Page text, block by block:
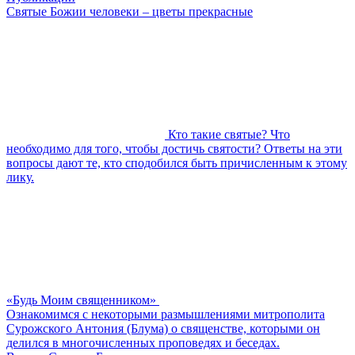
Святые Божии человеки – цветы прекрасные
Кто такие святые? Что
необходимо для того, чтобы достичь святости? Ответы на эти
вопросы дают те, кто сподобился быть причисленным к этому
лику.
«Будь Моим священником»
Ознакомимся с некоторыми размышлениями митрополита
Сурожского Антония (Блума) о священстве, которыми он
делился в многочисленных проповедях и беседах.